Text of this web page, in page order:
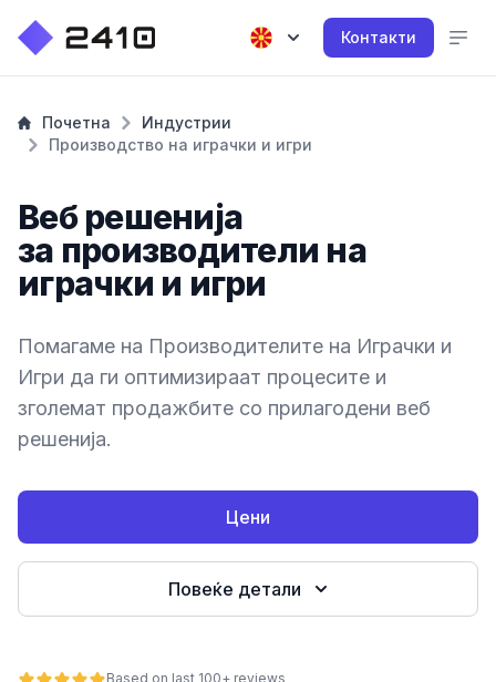
Контакти
Почетна
Индустрии
Производство на играчки и игри
Веб решенија
за производители на
играчки и игри
Помагаме на Производителите на Играчки и
Игри да ги оптимизираат процесите и
зголемат продажбите со прилагодени веб
решенија.
Цени
Повеќе детали
Based on last 100+ reviews